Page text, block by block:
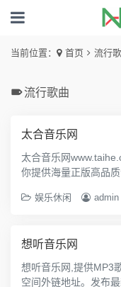
当前位置： 首页 流行
流行歌曲
太合音乐网
太合音乐网
你提供海量正版高品
地找到喜爱的音乐，
娱乐休闲 admin
想听音乐网
想听音乐网,提供MP3
空间外链地址。发布